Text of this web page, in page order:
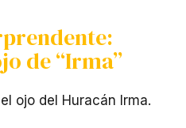
de “Irma”